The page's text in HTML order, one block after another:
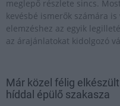
meglepő részlete sincs.
kevésbé ismerők számára
elemzéshez az egyik
az árajánlatokat kidolgozó
Már közel félig
híddal épülő szakasza